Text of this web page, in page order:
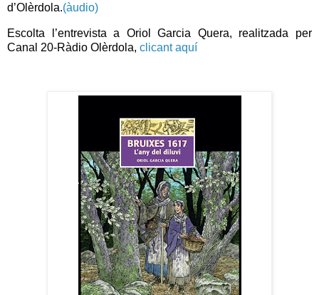
d’Olèrdola.(àudio)
Escolta l’entrevista a Oriol Garcia Quera, realitzada per
Canal 20-Ràdio Olèrdola, clicant aquí